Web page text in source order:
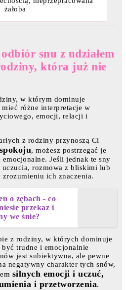
żałoba
snu z udziałem
która już nie
w którym dominuje
różne interpretacje w
emocji, relacji i
z rodziny przynoszą Ci
, możesz postrzegać je
Jeśli jednak te sny
uczucia, rozmowa z bliskimi lub
ich znaczenia.
o zębach - co
przekaz i
we śnie?
z rodziny, w których dominuje
trudne i emocjonalnie
jest subiektywna, ale pewne
negatywny charakter tych snów,
silnych emocji i uczuć,
i przetworzenia.